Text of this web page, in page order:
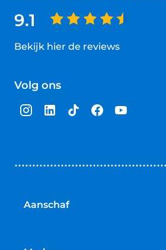
9.1
Bekijk hier de reviews
van
sterren
Volg ons
Aanschaf